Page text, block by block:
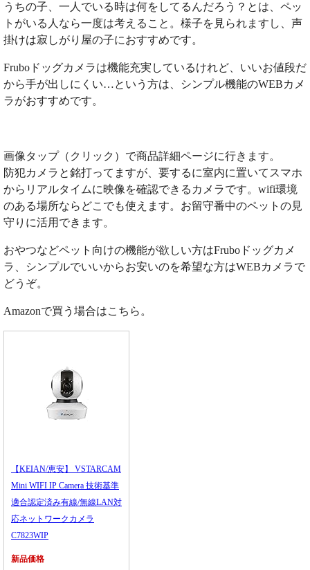
うちの子、一人でいる時は何をしてるんだろう？とは、ペッ
トがいる人なら一度は考えること。様子を見られますし、声
掛けは寂しがり屋の子におすすめです。
Fruboドッグカメラは機能充実しているけれど、いいお値段だ
から手が出しにくい…という方は、シンプル機能のWEBカメ
ラがおすすめです。
画像タップ（クリック）で商品詳細ページに行きます。
防犯カメラと銘打ってますが、要するに室内に置いてスマホ
からリアルタイムに映像を確認できるカメラです。wifi環境
のある場所ならどこでも使えます。お留守番中のペットの見
守りに活用できます。
おやつなどペット向けの機能が欲しい方はFruboドッグカメ
ラ、シンプルでいいからお安いのを希望な方はWEBカメラで
どうぞ。
Amazonで買う場合はこちら。
【KEIAN/恵安】 VSTARCAM
Mini WIFI IP Camera 技術基準
適合認定済み有線/無線LAN対
応ネットワークカメラ
C7823WIP
新品価格